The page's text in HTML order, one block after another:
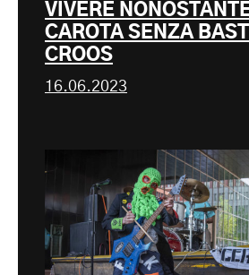
VIVERE
CAROTA SENZA
CROOS
16.06.2023